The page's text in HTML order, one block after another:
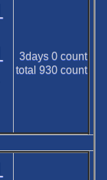
3days 0count
total 930count